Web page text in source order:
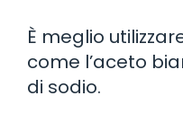
È meglio
come l’aceto
di sodio.